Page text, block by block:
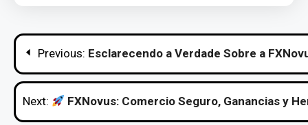
Navegación
de
entradas
Previous: Esclarecendo a Verdade Sobre a
Next: FXNovus: Comercio Seguro, Ganancias y